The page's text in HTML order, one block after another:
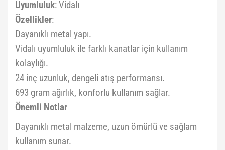
Uyumluluk: Vidalı
Özellikler:
Dayanıklı metal yapı.
Vidalı uyumluluk ile farklı kanatlar için kullanım
kolaylığı.
24 inç uzunluk, dengeli atış performansı.
693 gram ağırlık, konforlu kullanım sağlar.
Önemli Notlar
Dayanıklı metal malzeme, uzun ömürlü ve sağlam
kullanım sunar.